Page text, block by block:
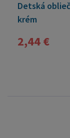
Detská
krém
2,44 €